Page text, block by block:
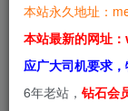
本站预览
印。
本站永久地址：
本站最新的网址
应广大司机要求
6年老站， 钻石会